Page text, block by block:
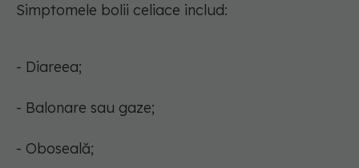
Simptomele bolii celiace includ:
- Diareea;
- Balonare sau gaze;
- Oboseală;